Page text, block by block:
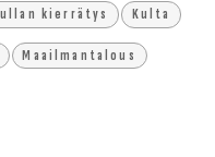
kierrätys Kulta
Maailmantalous